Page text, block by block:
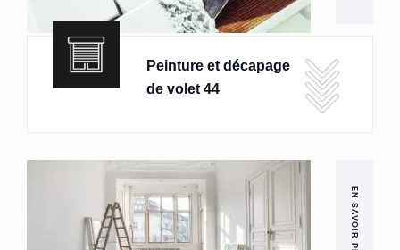
Peinture et décapage
de volet 44
EN SAVOIR PLUS